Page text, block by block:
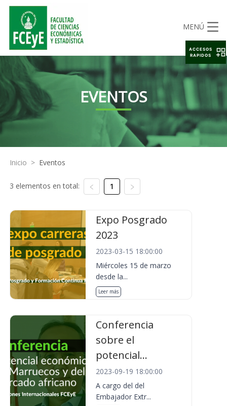
MENÚ
EVENTOS
Inicio > Eventos
3 elementos en total: 1
Expo Posgrado
2023
2023-03-15 18:00:00
Miércoles 15 de marzo
desde la...
Leer más
Conferencia
sobre el
potencial...
2023-09-19 18:00:00
A cargo del del
Embajador Extr...
ACCESOS
RAPIDOS